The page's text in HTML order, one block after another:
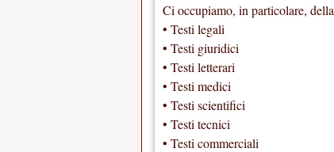
Ci occupiamo, in particolare,
• Testi legali
• Testi giuridici
• Testi letterari
• Testi medici
• Testi scientifici
• Testi tecnici
• Testi commerciali